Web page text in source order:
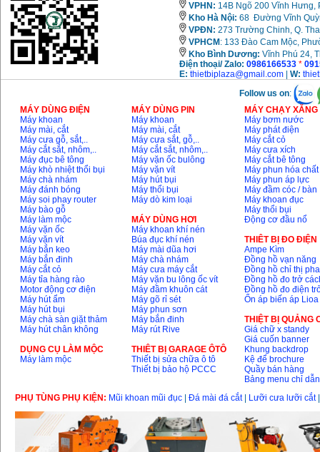
Máy cắt góc đa năng
Makita LS1019L
(1510W)
Giá: 14068000
13RE (650W)
Giá: 2200000
Máy khoan Bosch
GSB 16RE (750W)
Giá:1850000
Động cơ xăng Honda
GX160 (5.5HP)
Giá
Máy mài 100mm
Makita 9553B (710W)
Giá
VPHN: 14B Ngõ 200 Vĩnh Hưng,
Kho Hà Nội: 68 Đường Vĩnh
VPĐN: 273 Trường Chinh, Q.
VPHCM : 133 Đào Cam Mộc,
Kho Bình Dương: Vĩnh Phú 24,
Điện thoại/ Zalo: 0986166533 *
E: thietbiplaza@gmail.com W:
Follow us on:
MÁY DÙNG ĐIỆN
Máy khoan
Máy mài, cắt
Máy cưa gỗ, sắt,..
Máy cắt sắt, nhôm,..
Máy đục bê tông
Máy khò nhiệt thổi bụi
Máy chà nhám
Máy đánh bóng
Máy soi phay router
Máy bào gỗ
Máy làm mộc
Máy vặn ốc
Máy vặn vít
Máy bắn keo
Máy bắn đinh
Máy cắt cỏ
Máy tỉa hàng rào
Motor động cơ điện
Máy hút ẩm
Máy hút bụi
Máy chà sàn giặt thảm
Máy hút chân không
DỤNG CỤ LÀM MỘC
Máy làm mộc
MÁY DÙNG PIN
Máy khoan
Máy mài, cắt
Máy cưa sắt, gỗ,..
Máy cắt sắt, nhôm,..
Máy vặn ốc bulông
Máy vặn vít
Máy hút bụi
Máy thổi bụi
Máy dò kim loại
MÁY DÙNG HƠI
Máy khoan khí nén
Búa đục khí nén
Máy mài dũa hơi
Máy chà nhám
Máy cưa máy cắt
Máy vặn bu lông ốc vít
Máy đầm khuôn cát
Máy gõ rỉ sét
Máy phun sơn
Máy bắn đinh
Máy rút Rive
THIÊT BỊ GARAGE ÔTÔ
Thiết bị sửa chữa ô tô
Thiết bị bảo hộ PCCC
MÁY CHẠY
Máy bơm nước
Máy phát điện
Máy cắt cỏ
Máy cưa xích
Máy cắt bê tông
Máy phun hóa chất
Máy phun áp lực
Máy đầm cóc / bàn
Máy khoan đục
Máy thổi bụi
Động cơ đầu nổ
THIÊT BỊ ĐO ĐIỆN
Ampe Kìm
Đồng hồ vạn năng
Đồng hồ chỉ thị pha
Đồng hồ đo trở
Đồng hồ đo điện
Ổn áp biến áp Lioa
THIỆT BỊ QUẢNG
Giá chữ x standy
Giá cuốn banner
Khung backdrop
Kệ để brochure
Quầy bán hàng
Bảng menu chỉ dẫn
PHỤ TÙNG PHỤ KIỆN: Mũi khoan mũi đục Đá mài đá cắt| Lưỡi cưa lưỡi cắt